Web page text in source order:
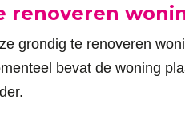
renoveren
grondig te renoveren
bevat de woning